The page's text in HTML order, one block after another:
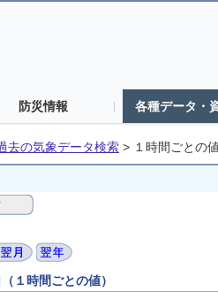
防災情報 各種データ・
去の気象データ検索 > １時間ごとの
１時間ごとの値）